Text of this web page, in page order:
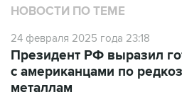
НОВОСТИ ПО ТЕМЕ
24 февраля 2025 года 23:18
Президент РФ выразил
с американцами по
металлам